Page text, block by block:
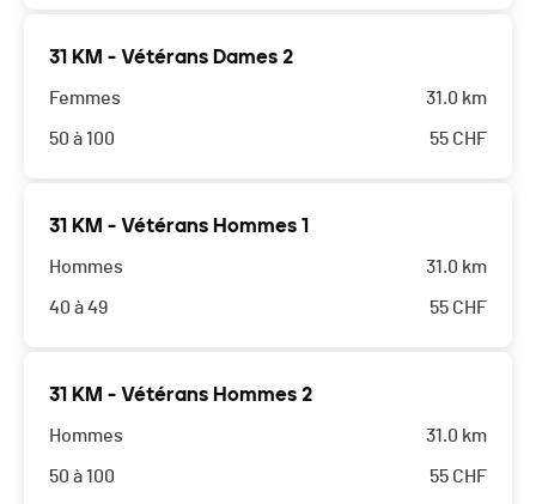
31 KM - Vétérans Dames 2
Femmes
50 à 100
31.0 km
55 CHF
31 KM - Vétérans Hommes 1
Hommes
40 à 49
31.0 km
55 CHF
31 KM - Vétérans Hommes 2
Hommes
50 à 100
31.0 km
55 CHF